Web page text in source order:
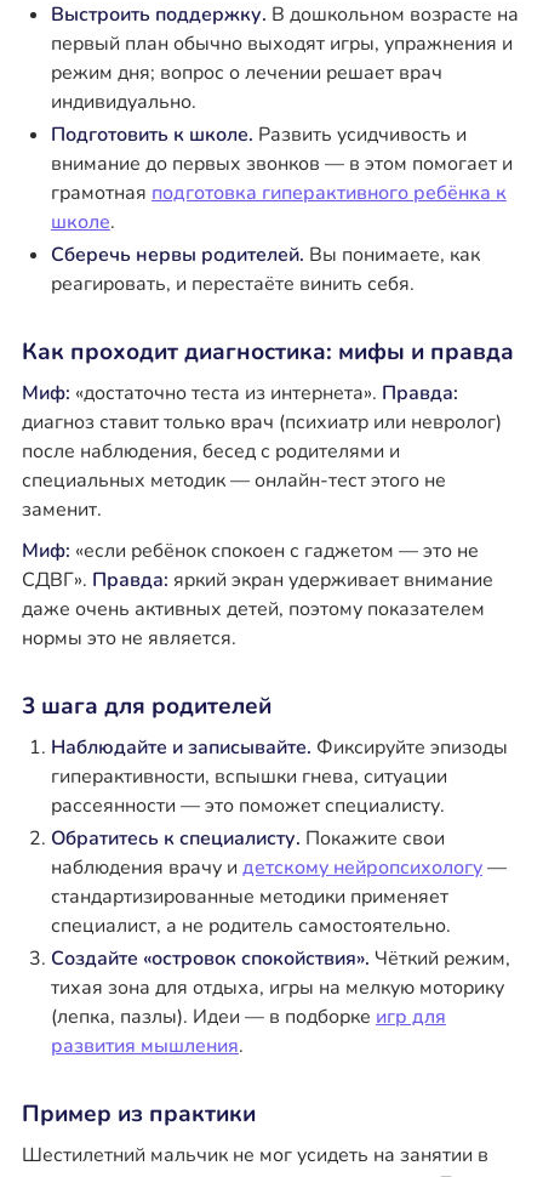
Выстроить поддержку. В дошкольном возрасте на
первый план обычно выходят игры, упражнения и
режим дня; вопрос о лечении решает врач
индивидуально.
Подготовить к школе. Развить усидчивость и
внимание до первых звонков — в этом помогает и
грамотная подготовка гиперактивного ребёнка к
школе.
Сберечь нервы родителей. Вы понимаете, как
реагировать, и перестаёте винить себя.
Как проходит диагностика: мифы и правда
Миф: «достаточно теста из интернета». Правда:
диагноз ставит только врач (психиатр или невролог)
после наблюдения, бесед с родителями и
специальных методик — онлайн-тест этого не
заменит.
Миф: «если ребёнок спокоен с гаджетом — это не
СДВГ». Правда: яркий экран удерживает внимание
даже очень активных детей, поэтому показателем
нормы это не является.
3 шага для родителей
Наблюдайте и записывайте. Фиксируйте эпизоды
гиперактивности, вспышки гнева, ситуации
рассеянности — это поможет специалисту.
Обратитесь к специалисту. Покажите свои
наблюдения врачу и детскому нейропсихологу—
стандартизированные методики применяет
специалист, а не родитель самостоятельно.
Создайте «островок спокойствия». Чёткий режим,
тихая зона для отдыха, игры на мелкую моторику
(лепка, пазлы). Идеи — в подборке игр для
развития мышления.
Пример из практики
Шестилетний мальчик не мог усидеть на занятии в